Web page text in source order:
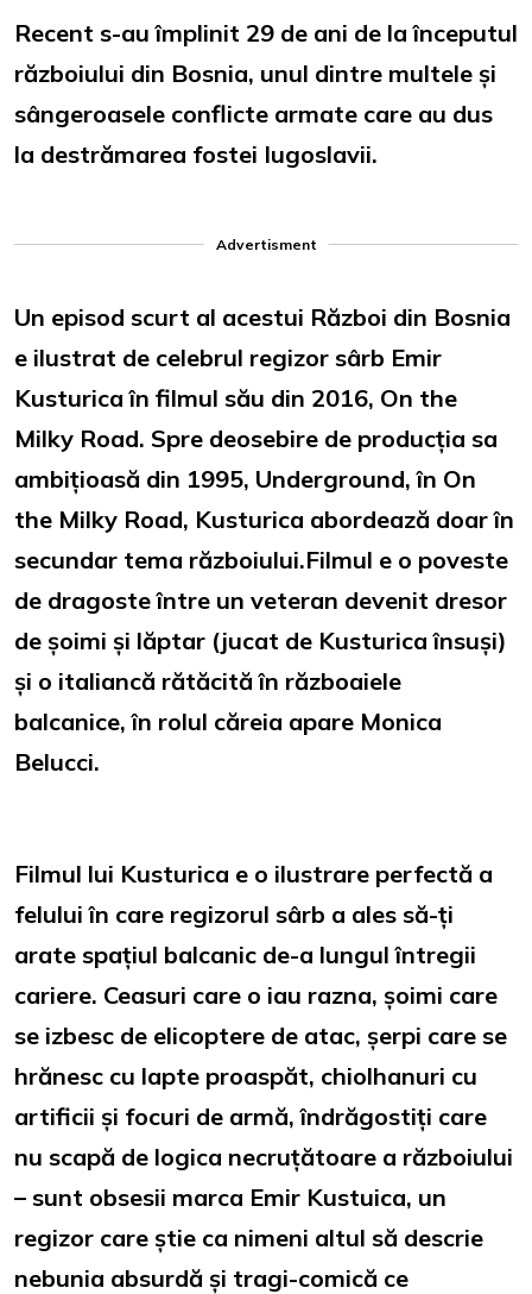
Recent s-au împlinit 29 de ani de la începutul
războiului din Bosnia, unul dintre multele și
sângeroasele conflicte armate care au dus
la destrămarea fostei Iugoslavii.
Advertisment
Un episod scurt al acestui Război din Bosnia
e ilustrat de celebrul regizor sârb Emir
Kusturica în filmul său din 2016, On the
Milky Road. Spre deosebire de producția sa
ambițioasă din 1995, Underground, în On
the Milky Road, Kusturica abordează doar în
secundar tema războiului.Filmul e o poveste
de dragoste între un veteran devenit dresor
de șoimi și lăptar (jucat de Kusturica însuși)
și o italiancă rătăcită în războaiele
balcanice, în rolul căreia apare Monica
Belucci.
Filmul lui Kusturica e o ilustrare perfectă a
felului în care regizorul sârb a ales să-ți
arate spațiul balcanic de-a lungul întregii
cariere. Ceasuri care o iau razna, șoimi care
se izbesc de elicoptere de atac, șerpi care se
hrănesc cu lapte proaspăt, chiolhanuri cu
artificii și focuri de armă, îndrăgostiți care
nu scapă de logica necruțătoare a războiului
– sunt obsesii marca Emir Kustuica, un
regizor care știe ca nimeni altul să descrie
nebunia absurdă și tragi-comică ce